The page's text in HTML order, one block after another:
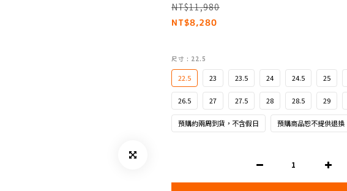
NT$11,980
NT$8,280
尺寸 : 22.5
22.5 23 23.5 24 24.5 25
26.5 27 27.5 28 28.5 29
預購約兩周到貨，不含假日 預購商品恕不提供退